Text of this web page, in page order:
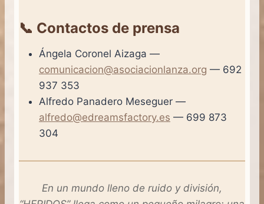
📞 Contactos de prensa
Ángela Coronel Aizaga —
comunicacion@asociacionlanza.org — 692
937 353
Alfredo Panadero Meseguer —
alfredo@edreamsfactory.es — 699 873
304
En un mundo lleno de ruido y división,